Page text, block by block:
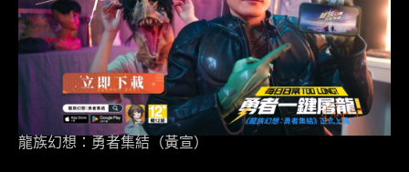
龍族幻想：勇者集結（黃宣）